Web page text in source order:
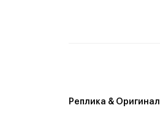
Реплика & Оригинал